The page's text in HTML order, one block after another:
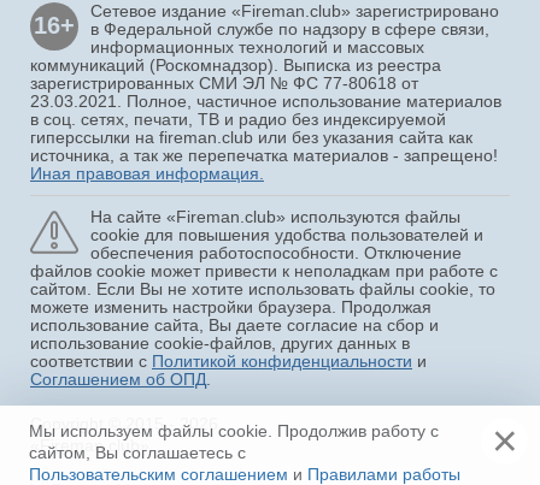
16+
Сетевое издание «Fireman.club» зарегистрировано
в Федеральной службе по надзору в сфере связи,
информационных технологий и массовых
коммуникаций (Роскомнадзор). Выписка из реестра
зарегистрированных СМИ ЭЛ № ФС 77-80618 от
23.03.2021. Полное, частичное использование материалов
в соц. сетях, печати, ТВ и радио без индексируемой
гиперссылки на fireman.club или без указания сайта как
источника, а так же перепечатка материалов - запрещено!
Иная правовая информация.
На сайте «Fireman.club» используются файлы
cookie для повышения удобства пользователей и
обеспечения работоспособности. Отключение
файлов cookie может привести к неполадкам при работе с
сайтом. Если Вы не хотите использовать файлы cookie, то
можете изменить настройки браузера. Продолжая
использование сайта, Вы даете согласие на сбор и
использование cookie-файлов, других данных в
соответствии с Политикой конфиденциальности и
Соглашением об ОПД
Copyright © 2015 - 2026
«Fireman.club»
Мы используем файлы cookie. Продолжив работу с
сайтом, Вы соглашаетесь с
Пользовательским соглашением и Правилами работы
×